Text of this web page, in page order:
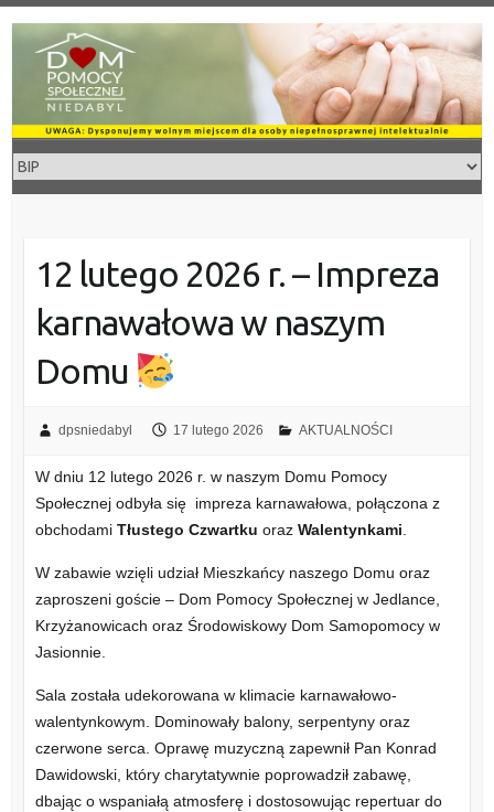
content
12 lutego 2026 r. – Impreza
karnawałowa w naszym
Domu
dpsniedabyl 17 lutego 2026 AKTUALNOŚCI
W dniu 12 lutego 2026 r. w naszym Domu Pomocy
Społecznej odbyła się impreza karnawałowa, połączona z
obchodami Tłustego Czwartku oraz Walentynkami
W zabawie wzięli udział Mieszkańcy naszego Domu oraz
zaproszeni goście – Dom Pomocy Społecznej w Jedlance,
Krzyżanowicach oraz Środowiskowy Dom Samopomocy w
Jasionnie.
Sala została udekorowana w klimacie karnawałowo-
walentynkowym. Dominowały balony, serpentyny oraz
czerwone serca. Oprawę muzyczną zapewnił Pan Konrad
Dawidowski, który charytatywnie poprowadził zabawę,
dbając o wspaniałą atmosferę i dostosowując repertuar do